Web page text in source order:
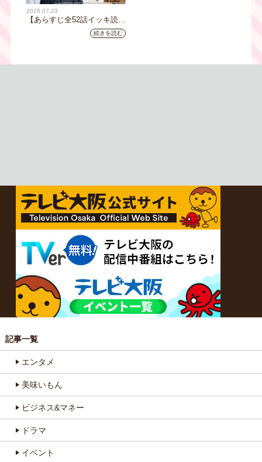
2026.07.23
【あらすじ全52話イッキ読
み】韓国ドラマ『黄金の私の
人生』｜テレビ大阪 月曜～
続きを読む
記事一覧
エンタメ
美味いもん
ビジネス&マネー
ドラマ
イベント